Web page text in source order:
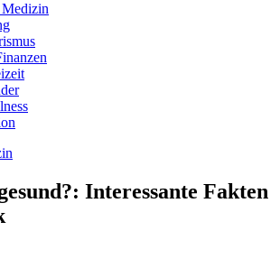
Interessante Fakten